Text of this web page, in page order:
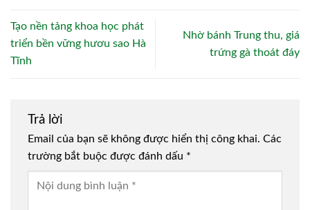
Tạo nền tảng khoa học phát
triển bền vững hươu sao Hà
Tĩnh
Nhờ bánh Trung thu, giá
trứng gà thoát đáy
Trả lời
Email của bạn sẽ không được hiển thị công khai. Các
trường bắt buộc được đánh dấu *